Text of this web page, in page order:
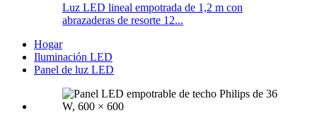
Luz LED lineal empotrada de 1,2 m con
abrazaderas de resorte 12...
Hogar
Iluminación LED
Panel de luz LED